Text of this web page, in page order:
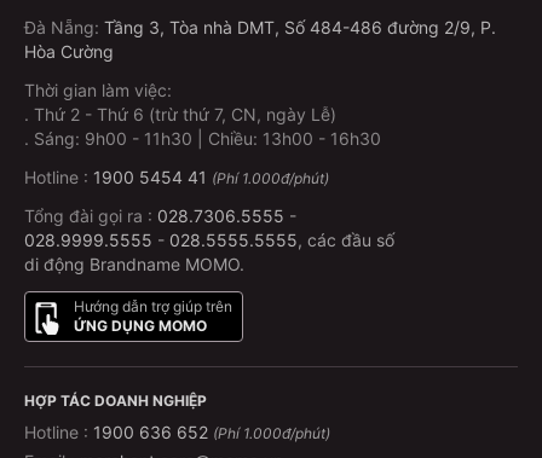
Đà Nẵng: Tầng 3, Tòa nhà DMT, Số 484-486 đường 2/9, P.
Hòa Cường
Thời gian làm việc:
. Thứ 2 - Thứ 6 (trừ thứ 7, CN, ngày Lễ)
. Sáng: 9h00 - 11h30 | Chiều: 13h00 - 16h30
Hotline : 1900 5454 41 (Phí 1.000đ/phút)
Tổng đài gọi ra : 028.7306.5555 -
028.9999.5555 - 028.5555.5555, các đầu số
di động Brandname MOMO.
Hướng dẫn trợ giúp trên
ỨNG DỤNG MOMO
HỢP TÁC DOANH NGHIỆP
Hotline : 1900 636 652 (Phí 1.000đ/phút)